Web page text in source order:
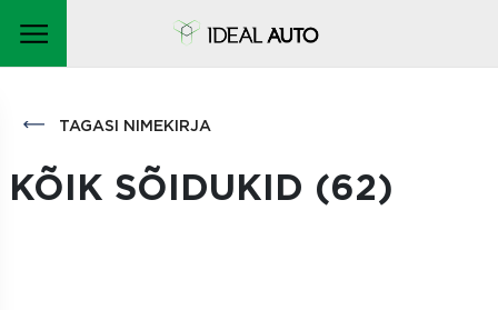
TAGASI NIMEKIRJA
KÕIK SÕIDUKID (62)